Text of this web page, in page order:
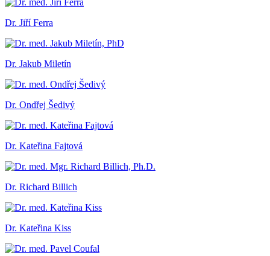
Dr. Jiří Ferra
Dr. Jakub Miletín
Dr. Ondřej Šedivý
Dr. Kateřina Fajtová
Dr. Richard Billich
Dr. Kateřina Kiss